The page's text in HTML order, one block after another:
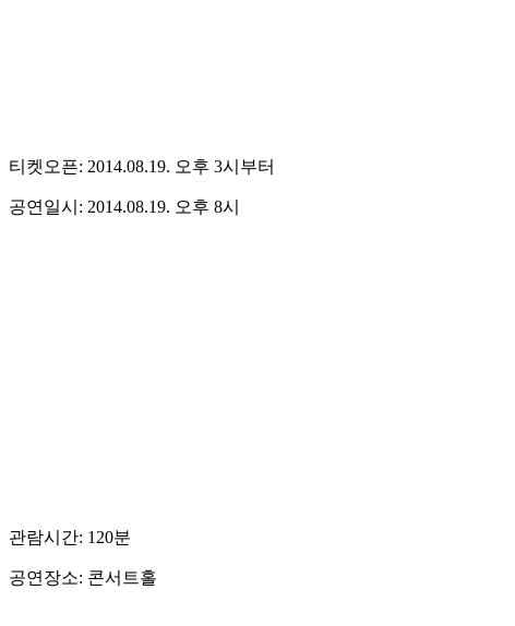
티켓오픈: 2014.08.19. 오후 3시부터
공연일시: 2014.08.19. 오후 8시
관람시간: 120분
공연장소: 콘서트홀